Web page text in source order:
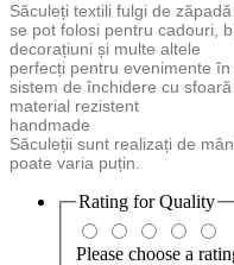
Săculeți textili fulgi de
se pot folosi pentru cadouri,
decorațiuni și multe altele
perfecți pentru evenimente
sistem de închidere cu sfoară
material rezistent
handmade
Săculeții sunt realizați de
poate varia puțin.
Rating forQuality
Please choose a